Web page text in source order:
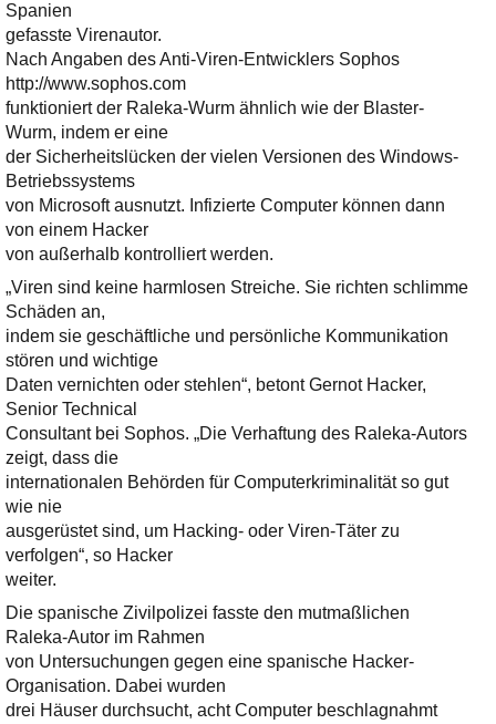
Spanien
gefasste Virenautor.
Nach Angaben des Anti-Viren-Entwicklers Sophos
http://www.sophos.com
funktioniert der Raleka-Wurm ähnlich wie der Blaster-
Wurm, indem er eine
der Sicherheitslücken der vielen Versionen des Windows-
Betriebssystems
von Microsoft ausnutzt. Infizierte Computer können dann
von einem Hacker
von außerhalb kontrolliert werden.
„Viren sind keine harmlosen Streiche. Sie richten schlimme
Schäden an,
indem sie geschäftliche und persönliche Kommunikation
stören und wichtige
Daten vernichten oder stehlen“, betont Gernot Hacker,
Senior Technical
Consultant bei Sophos. „Die Verhaftung des Raleka-Autors
zeigt, dass die
internationalen Behörden für Computerkriminalität so gut
wie nie
ausgerüstet sind, um Hacking- oder Viren-Täter zu
verfolgen“, so Hacker
weiter.
Die spanische Zivilpolizei fasste den mutmaßlichen
Raleka-Autor im Rahmen
von Untersuchungen gegen eine spanische Hacker-
Organisation. Dabei wurden
drei Häuser durchsucht, acht Computer beschlagnahmt
E-Mail
E-Mail bestätigen